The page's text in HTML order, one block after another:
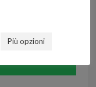
Più opzioni